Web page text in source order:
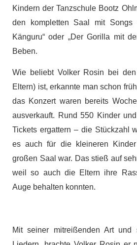
Kindern der Tanzschule Bootz
den kompletten Saal mit Songs
Känguru“ oder „Der Gorilla mit
Beben.
Wie beliebt Volker Rosin bei
Eltern) ist, erkannte man schon
das Konzert waren bereits
ausverkauft. Rund 550 Kinder
Tickets ergattern – die Stückzahl
es auch für die kleineren
großen Saal war. Das stieß auf
weil so auch die Eltern ihre
Auge behalten konnten.
Mit seiner mitreißenden Art und